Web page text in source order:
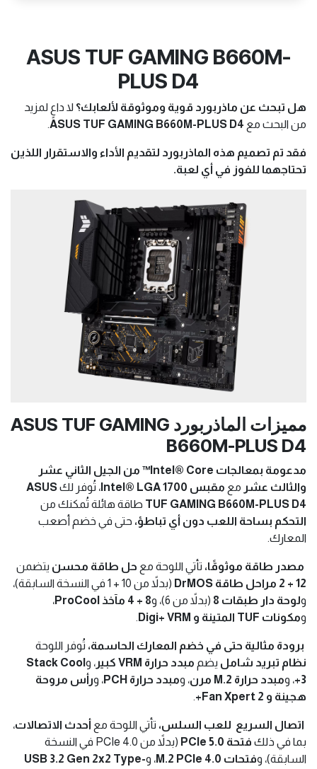
ASUS TUF GAMING B660M-
PLUS D4
هل تبحث عن ماذربورد قوية وموثوقة لألعابك؟ لا داعٍ لمزيد
من البحث مع ASUS TUF GAMING B660M-PLUS D4
.
فقد تم تصميم هذه الماذربورد لتقديم الأداء والاستقرار اللذين
تحتاجهما للفوز في أي لعبة.
مميزات الماذربورد ASUS TUF GAMING
B660M-PLUS D4
مدعومة بمعالجات Intel® Core™ من الجيل الثاني عشر
والثالث عشر مع مقبس Intel® LGA 1700 ، تُوفر لكASUS
TUF GAMING B660M-PLUS D4 طاقة هائلة تُمكنك من
التحكم بساحة اللعب دون أي تباطؤ، حتى في خضم أصعب
المعارك.
مصدر طاقة موثوقًا، تأتي اللوحة مع حل طاقة محسن يتضمن
12 + 2 مراحل طاقة DrMOS
(بدلاً من 10 + 1 في النسخة السابقة)،
ولوحة دار طبقات 8 (بدلاً من 6)، و 8 + 4 مآخذ ProCool
،
ومكونات TUF المتينة و Digi+ VRM .
برودة مثالية حتى في خضم المعارك الحاسمة، تُوفر اللوحة
نظام تبريد شامل يضم مبدد حرارة VRM كبير ، و Stack Cool
3+ ، ومبدد حرارة M.2 مرن ، ومبدد حرارة PCH ، ورأس مروحة
هجينة و Fan Xpert 2+
.
اتصال السريع للعب السلس، تأتي اللوحة مع أحدث الاتصالات،
بما في ذلك فتحة PCIe 5.0
(بدلاً من PCIe 4.0 في النسخة
السابقة)، وفتحات M.2 PCIe 4.0 ، وUSB 3.2 Gen 2x2 Type-